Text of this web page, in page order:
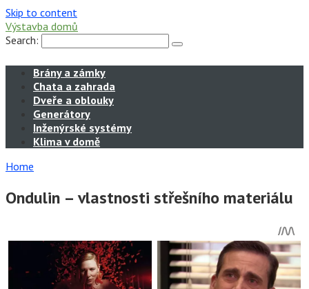
Skip to content
Výstavba domů
Search:
Brány a zámky
Chata a zahrada
Dveře a oblouky
Generátory
Inženýrské systémy
Klima v domě
Home
Ondulin – vlastnosti střešního materiálu